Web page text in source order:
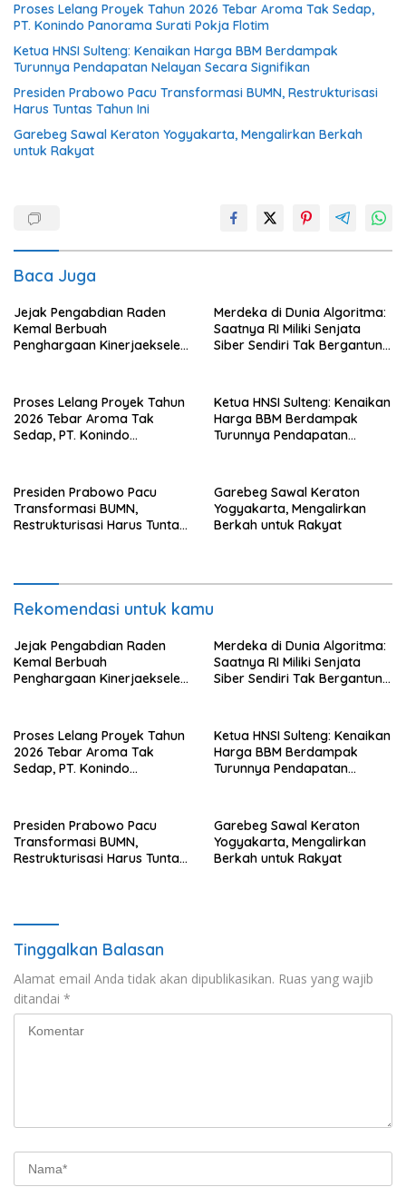
Proses Lelang Proyek Tahun 2026 Tebar Aroma Tak Sedap,
PT. Konindo Panorama Surati Pokja Flotim
Ketua HNSI Sulteng: Kenaikan Harga BBM Berdampak
Turunnya Pendapatan Nelayan Secara Signifikan
Presiden Prabowo Pacu Transformasi BUMN, Restrukturisasi
Harus Tuntas Tahun Ini
Garebeg Sawal Keraton Yogyakarta, Mengalirkan Berkah
untuk Rakyat
Baca Juga
Jejak Pengabdian Raden
Kemal Berbuah
Penghargaan Kinerjaekselen
Merdeka di Dunia Algoritma:
Saatnya RI Miliki Senjata
Siber Sendiri Tak Bergantung
Proses Lelang Proyek Tahun
2026 Tebar Aroma Tak
Sedap, PT. Konindo
Ketua HNSI Sulteng: Kenaikan
Harga BBM Berdampak
Turunnya Pendapatan
Presiden Prabowo Pacu
Transformasi BUMN,
Restrukturisasi Harus Tuntas
Garebeg Sawal Keraton
Yogyakarta, Mengalirkan
Berkah untuk Rakyat
Rekomendasi untuk kamu
Jejak Pengabdian Raden
Kemal Berbuah
Penghargaan Kinerjaekselen
Merdeka di Dunia Algoritma:
Saatnya RI Miliki Senjata
Siber Sendiri Tak Bergantung
Proses Lelang Proyek Tahun
2026 Tebar Aroma Tak
Sedap, PT. Konindo
Ketua HNSI Sulteng: Kenaikan
Harga BBM Berdampak
Turunnya Pendapatan
Presiden Prabowo Pacu
Transformasi BUMN,
Restrukturisasi Harus Tuntas
Garebeg Sawal Keraton
Yogyakarta, Mengalirkan
Berkah untuk Rakyat
Tinggalkan Balasan
Alamat email Anda tidak akan dipublikasikan. Ruas yang wajib
ditandai *